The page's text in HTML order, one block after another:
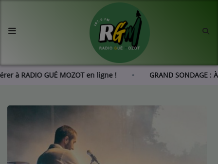
à RADIO GUÉ MOZOT en ligne ! GRAND
Agenda
L'histoire de RGM